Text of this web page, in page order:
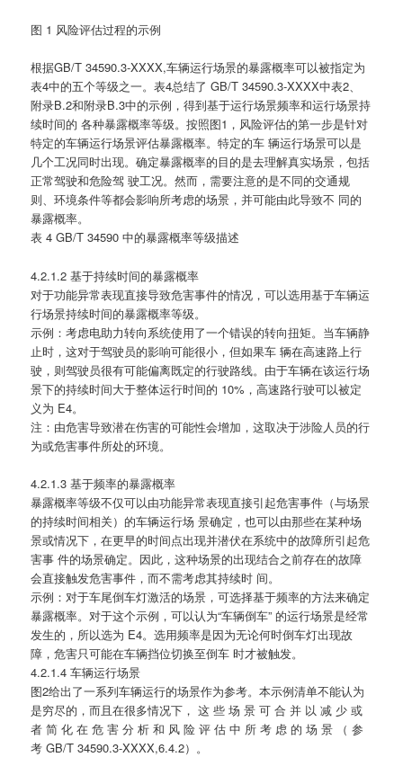
图 1 风险评估过程的示例
根据GB/T 34590.3-XXXX,车辆运行场景的暴露概率可以被指定为
表4中的五个等级之一。表4总结了 GB/T 34590.3-XXXX中表2、
附录B.2和附录B.3中的示例，得到基于运行场景频率和运行场景持
续时间的 各种暴露概率等级。按照图1，风险评估的第一步是针对
特定的车辆运行场景评估暴露概率。特定的车 辆运行场景可以是
几个工况同时出现。确定暴露概率的目的是去理解真实场景，包括
正常驾驶和危险驾 驶工况。然而，需要注意的是不同的交通规
则、环境条件等都会影响所考虑的场景，并可能由此导致不 同的
暴露概率。
表 4 GB/T 34590 中的暴露概率等级描述
4.2.1.2 基于持续时间的暴露概率
对于功能异常表现直接导致危害事件的情况，可以选用基于车辆运
行场景持续时间的暴露概率等级。
示例：考虑电助力转向系统使用了一个错误的转向扭矩。当车辆静
止时，这对于驾驶员的影响可能很小，但如果车 辆在高速路上行
驶，则驾驶员很有可能偏离既定的行驶路线。由于车辆在该运行场
景下的持续时间大于整体运行时间的 10%，高速路行驶可以被定
义为 E4。
注：由危害导致潜在伤害的可能性会增加，这取决于涉险人员的行
为或危害事件所处的环境。
4.2.1.3 基于频率的暴露概率
暴露概率等级不仅可以由功能异常表现直接引起危害事件（与场景
的持续时间相关）的车辆运行场 景确定，也可以由那些在某种场
景或情况下，在更早的时间点出现并潜伏在系统中的故障所引起危
害事 件的场景确定。因此，这种场景的出现结合之前存在的故障
会直接触发危害事件，而不需考虑其持续时 间。
示例：对于车尾倒车灯激活的场景，可选择基于频率的方法来确定
暴露概率。对于这个示例，可以认为“车辆倒车” 的运行场景是经常
发生的，所以选为 E4。选用频率是因为无论何时倒车灯出现故
障，危害只可能在车辆挡位切换至倒车 时才被触发。
4.2.1.4 车辆运行场景
图2给出了一系列车辆运行的场景作为参考。本示例清单不能认为
是穷尽的，而且在很多情况下， 这 些 场 景 可 合 并 以 减 少 或
者 简 化 在 危 害 分 析 和 风 险 评 估 中 所 考 虑 的 场 景 （ 参
考 GB/T 34590.3-XXXX,6.4.2）。